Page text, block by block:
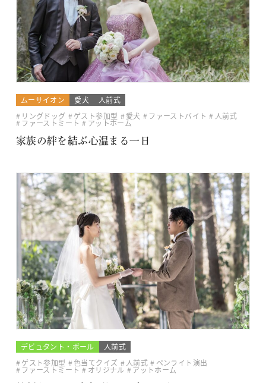
ムーサイオン 愛犬
人前式
リングドッグ
ゲスト参加型 愛犬 ファーストバイト 人前式
ファーストミート
アットホーム
家族の絆を結ぶ心温まる一日
デビュタント・ボール
人前式
ゲスト参加型
色当てクイズ 人前式 ペンライト演出
ファーストミート オリジナル
アットホーム